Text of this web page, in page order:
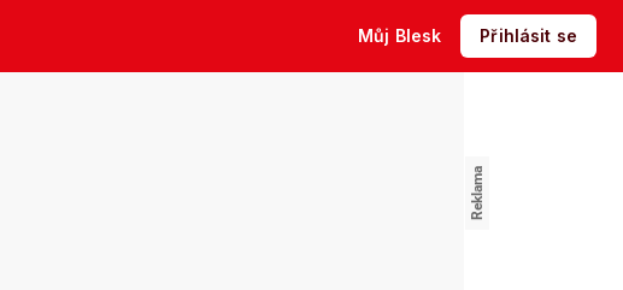
Můj Blesk Přihlásit se